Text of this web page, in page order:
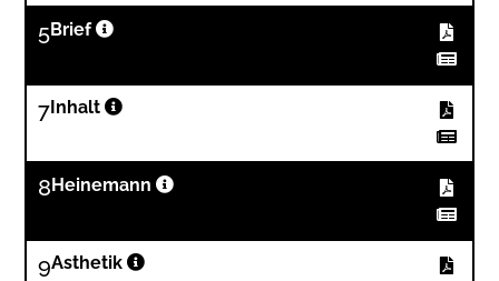
5Brief
7 Inhalt
8 Heinemann
9Asthetik